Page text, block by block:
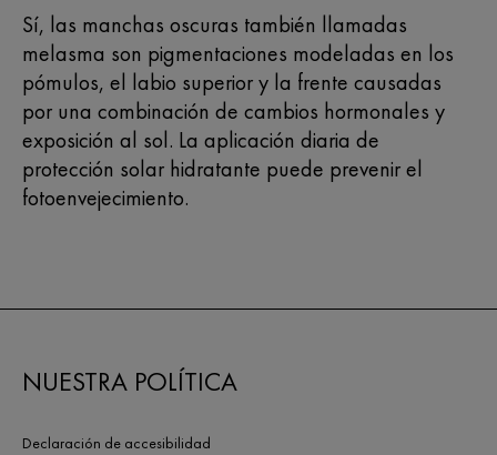
Sí, las manchas oscuras también llamadas
melasma son pigmentaciones modeladas en los
pómulos, el labio superior y la frente causadas
por una combinación de cambios hormonales y
exposición al sol. La aplicación diaria de
protección solar hidratante puede prevenir el
fotoenvejecimiento.
NUESTRA POLÍTICA
Declaración de accesibilidad